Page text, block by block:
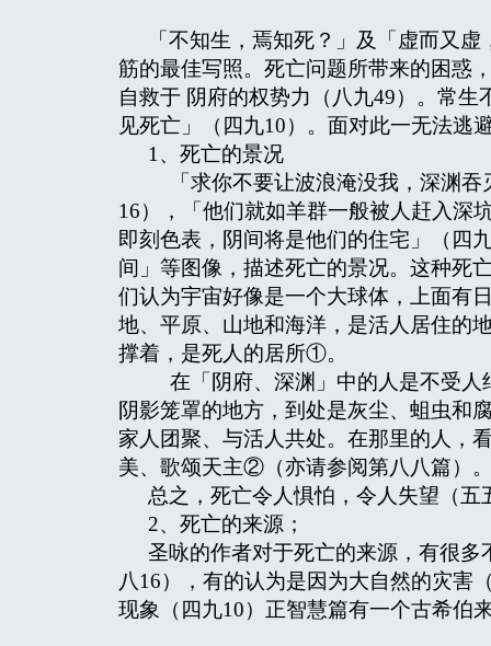
「不知生，焉知死？」及「虚而又
筋的最佳写照。死亡问题所带来的困惑
自救于 阴府的权势力（八九49）。常
见死亡」（四九10）。面对此一无法逃
1、死亡的景况
「求你不要让波浪淹没我，深渊吞
16），「他们就如羊群一般被人赶入深
即刻色表，阴间将是他们的住宅」（四
间」等图像，描述死亡的景况。这种死
们认为宇宙好像是一个大球体，上面有
地、平原、山地和海洋，是活人居住的
撑着，是死人的居所①。
在「阴府、深渊」中的人是不受人
阴影笼罩的地方，到处是灰尘、蛆虫和
家人团聚、与活人共处。在那里的人，
美、歌颂天主②（亦请参阅第八八篇）
总之，死亡令人惧怕，令人失望（五
2、死亡的来源；
圣咏的作者对于死亡的来源，有很
八16），有的认为是因为大自然的灾害
现象（四九10）正智慧篇有一个古希伯